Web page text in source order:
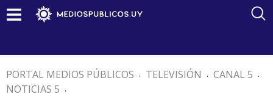
PORTAL MEDIOS PÚBLICOS . TELEVISIÓN . CANAL 5 .
NOTICIAS 5 .